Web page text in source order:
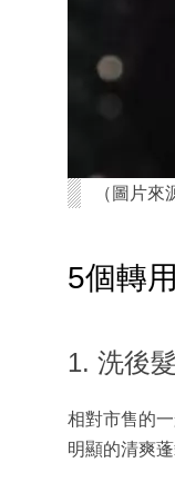
（圖片來
5個轉
1. 洗後
相對市售的
明顯的清爽